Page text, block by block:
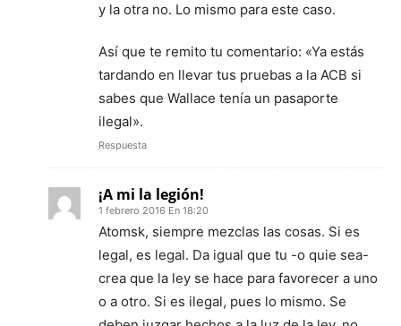
y la otra no. Lo mismo para este caso.
Así que te remito tu comentario: «Ya estás
tardando en llevar tus pruebas a la ACB si
sabes que Wallace tenía un pasaporte
ilegal».
Respuesta
¡A mi la legión!
1 febrero 2016 En 18:20
Atomsk, siempre mezclas las cosas. Si es
legal, es legal. Da igual que tu -o quie sea-
crea que la ley se hace para favorecer a uno
o a otro. Si es ilegal, pues lo mismo. Se